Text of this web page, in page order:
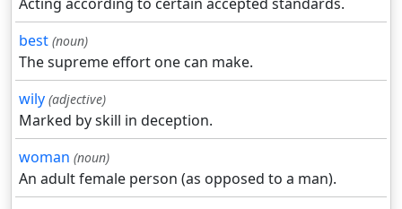
best (noun)
The supreme effort one can make.
wily (adjective)
Marked by skill in deception.
woman (noun)
An adult female person (as opposed to a man).